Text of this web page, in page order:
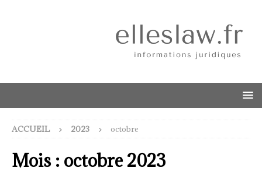
ACCUEIL 2023 octobre
Mois : octobre 2023